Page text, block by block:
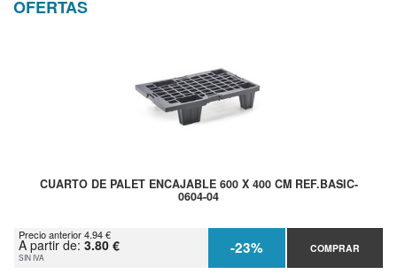
OFERTAS
CUARTO DE PALET ENCAJABLE 600 X 400 CM REF.BASIC-
0604-04
Precio anterior 4.94 €
A partir de: 3.80 €
SIN IVA -23% COMPRAR